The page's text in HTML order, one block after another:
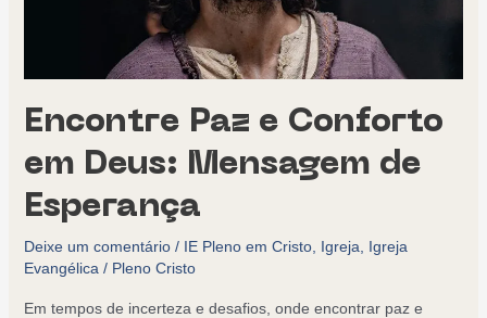
Encontre Paz e Conforto
em Deus: Mensagem de
Esperança
Deixe um comentário / IE Pleno em Cristo, Igreja
Igreja
Evangélica / Pleno Cristo
Em tempos de incerteza e desafios, onde encontrar paz e